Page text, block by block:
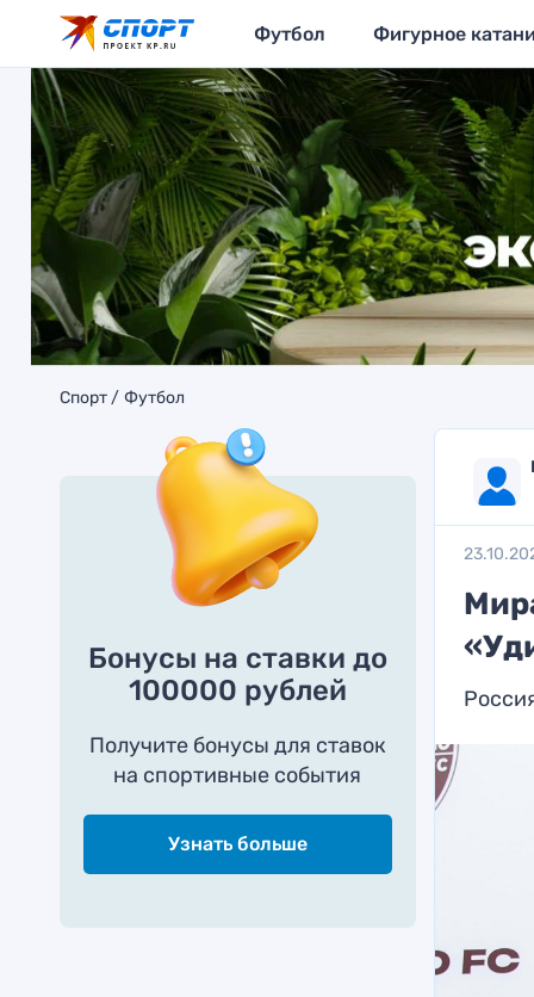
Футбол Фигурное
Спорт Футбол
Бонусы на ставки до
100000 рублей
Получите бонусы для ставок
на спортивные события
Узнать больше